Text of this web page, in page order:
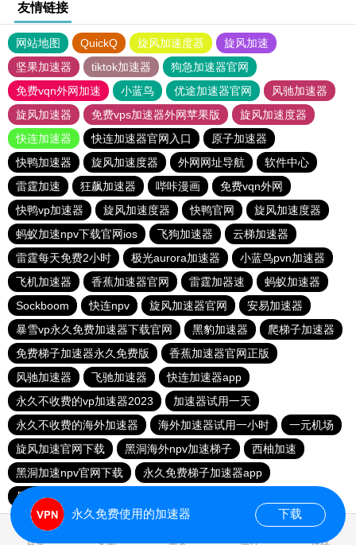
友情链接
网站地图 QuickQ 旋风加速度器
旋风加速
坚果加速器
tiktok加速器
狗急加速器官网
免费vqn外网加速
小蓝鸟 优途加速器官网
风驰加速器
旋风加速器
免费vps加速器外网苹果版
旋风加速度器
快连加速器
快连加速器官网入口
原子加速器
快鸭加速器
旋风加速度器 外网网址导航
软件中心
雷霆加速
狂飙加速器 哔咔漫画
免费vqn外网
快鸭vp加速器
旋风加速度器 快鸭官网
旋风加速度器
蚂蚁加速npv下载官网ios
飞狗加速器
云梯加速器
雷霆每天免费2小时
极光aurora加速器
小蓝鸟pvn加速器
飞机加速器
香蕉加速器官网 雷霆加器速
蚂蚁加速器
Sockboom
快连npv 旋风加速器官网
安易加速器
暴雪vp永久免费加速器下载官网
黑豹加速器
爬梯子加速器
免费梯子加速器永久免费版
香蕉加速器官网正版
风驰加速器
飞驰加速器
快连加速器app
永久不收费的vp加速器2023
加速器试用一天
永久不收费的海外加速器
海外加速器试用一小时
一元机场
旋风加速官网下载
黑洞海外npv加速梯子
西柚加速
黑洞加速npv官网下载
永久免费梯子加速器app
暴雪加速器
首页 安卓 苹果 排行 推荐
永久免费使用的加速器 下载